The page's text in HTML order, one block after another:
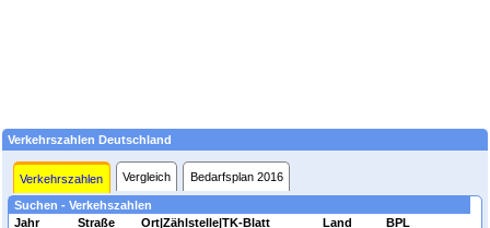
Verkehrszahlen Deutschland
Verkehrszahlen Vergleich Bedarfsplan 2016
Suchen - Verkehszahlen
Jahr
Straße Ort|Zählstelle|TK-Blatt Land BPL